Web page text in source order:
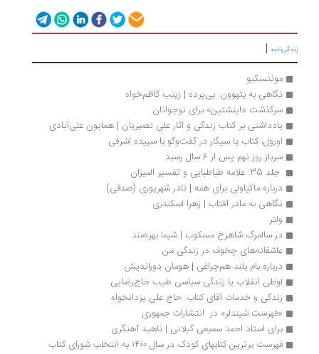
|
مونتسکیو
نگاهی به بتهوون: بی‌پرده | زینب کاظم‌خواه
سرگذشت «اینشتین» برای نوجوانان
یادداشتی بر کتاب زندگی و آثار علی نصیریان | همایون علی‌آبادی
اورول، کتاب یا سیگار در گفت‌وگو با سپیده اشرفی
سرباز روز نهم پس از 6 سال رسید
جلد 35: علامه طباطبایی و تفسیر المیزان
درباره ماکیاولی برای همه | نادر شهریوری‌ (صدقی)
نگاهی به مادر آفتاب | زهرا اسکندری
در سالمرگ شاهرخ مسکوب | شیما بهره‌مند
عاشقانه‌های چخوف در زندگی من
درباره بام بلند هم‌چراغی | هومان دوراندیش
لوطی انقلاب یا زندگی سیاسی طیب حاج‌رضایی
زندگی و خدمات آقای کتاب: حاج علی یزدانخواه
«فهرست شیندلر» در  انتشارات جمهوری
برای استاد احمد سمیعی گیلانی | ناهید آهنگری
فهرست برترین کتابهای کودک در سال ۱۴۰۰ به انتخاب شورای کتاب